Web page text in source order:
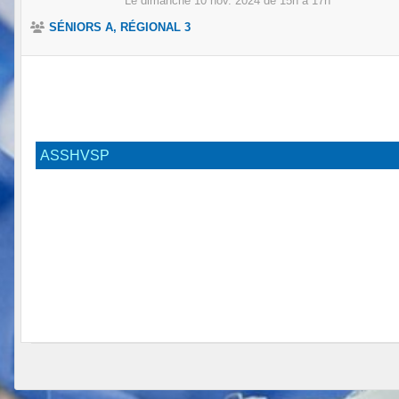
SÉNIORS A, RÉGIONAL 3
ASSHVSP